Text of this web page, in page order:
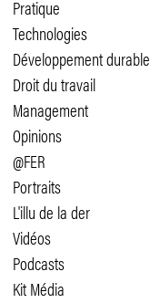
Pratique
Technologies
Développement durable
Droit du travail
Management
Opinions
@FER
Portraits
L'illu de la der
Vidéos
Podcasts
Kit Média